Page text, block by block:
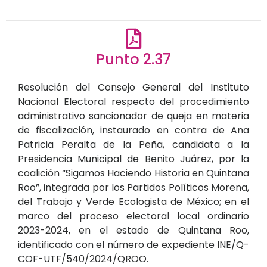
Punto 2.37
Resolución del Consejo General del Instituto
Nacional Electoral respecto del procedimiento
administrativo sancionador de queja en materia
de fiscalización, instaurado en contra de Ana
Patricia Peralta de la Peña, candidata a la
Presidencia Municipal de Benito Juárez, por la
coalición “Sigamos Haciendo Historia en Quintana
Roo”, integrada por los Partidos Políticos Morena,
del Trabajo y Verde Ecologista de México; en el
marco del proceso electoral local ordinario
2023-2024, en el estado de Quintana Roo,
identificado con el número de expediente INE/Q-
COF-UTF/540/2024/QROO.